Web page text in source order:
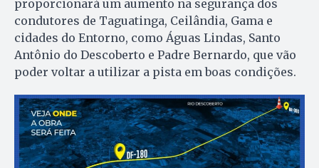
proporcionará um aumento na segurança dos
condutores de Taguatinga, Ceilândia, Gama e
cidades do Entorno, como Águas Lindas, Santo
Antônio do Descoberto e Padre Bernardo, que vão
poder voltar a utilizar a pista em boas condições.